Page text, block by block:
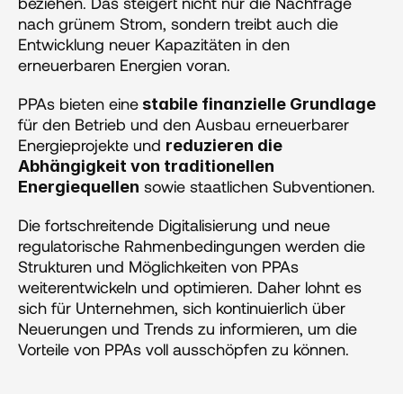
nach grünem Strom, sondern treibt auch die
Entwicklung neuer Kapazitäten in den
erneuerbaren Energien voran.
PPAs bieten eine stabile finanzielle Grundlage
für den Betrieb und den Ausbau erneuerbarer
Energieprojekte und reduzieren die
Abhängigkeit von traditionellen
Energiequellen sowie staatlichen Subventionen.
‍Die fortschreitende Digitalisierung und neue
regulatorische Rahmenbedingungen werden die
Strukturen und Möglichkeiten von PPAs
weiterentwickeln und optimieren. Daher lohnt es
sich für Unternehmen, sich kontinuierlich über
Neuerungen und Trends zu informieren, um die
Vorteile von PPAs voll ausschöpfen zu können.